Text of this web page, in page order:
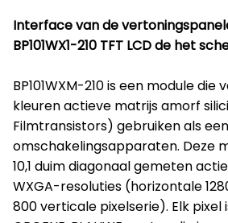
Interface van de
BP101WX1-210 TFT LCD de het
BP101WXM-210 is een module die
kleuren actieve matrijs amorf
Filmtransistors) gebruiken als
omschakelingsapparaten. Deze
10,1 duim diagonaal gemeten
WXGA-resoluties (horizontale
800 verticale pixelserie). Elk pixel